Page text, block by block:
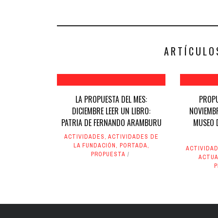
en en
LA PROPUESTA DEL MES:
DICIEMBRE LEER UN LIBRO:
PATRIA DE FERNANDO ARAMBURU
ACTIVIDADES, ACTIVIDADES DE
LA FUNDACIÓN, PORTADA,
PROPUESTA
MUSEO